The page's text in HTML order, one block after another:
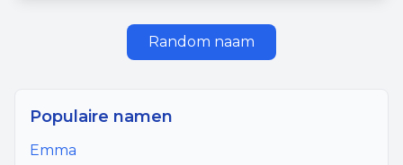
Random naam
Populaire namen
Emma